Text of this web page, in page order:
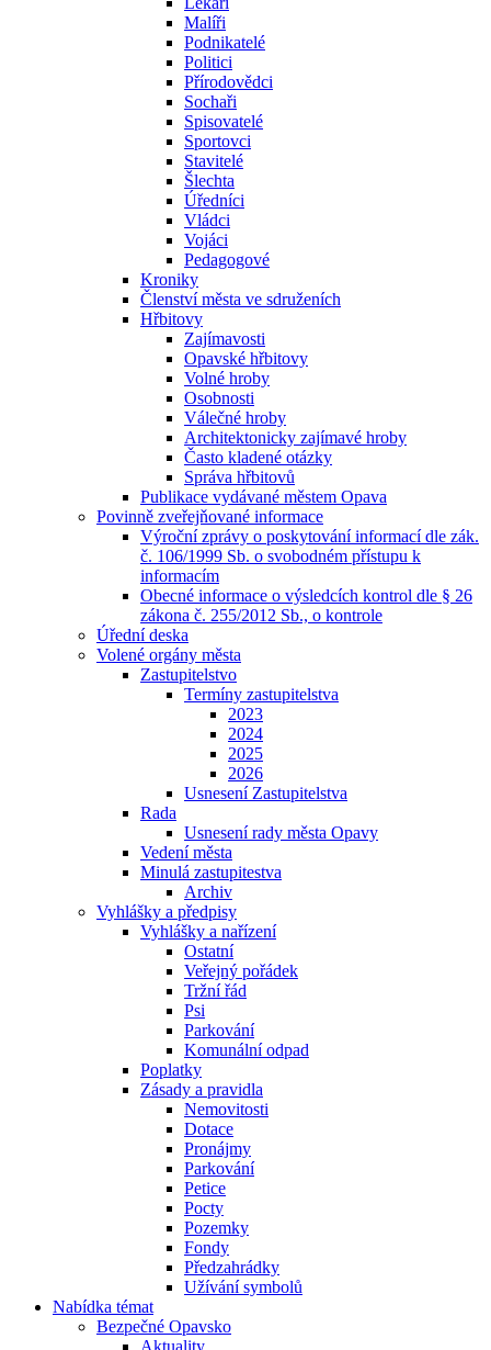
Malíři
Podnikatelé
Politici
Přírodovědci
Sochaři
Spisovatelé
Sportovci
Stavitelé
Šlechta
Úředníci
Vládci
Vojáci
Pedagogové
Kroniky
Členství města ve sdruženích
Hřbitovy
Zajímavosti
Opavské hřbitovy
Volné hroby
Osobnosti
Válečné hroby
Architektonicky zajímavé hroby
Často kladené otázky
Správa hřbitovů
Publikace vydávané městem Opava
Povinně zveřejňované informace
Výroční zprávy o poskytování informací dle zák.
č. 106/1999 Sb. o svobodném přístupu k
informacím
Obecné informace o výsledcích kontrol dle § 26
zákona č. 255/2012 Sb., o kontrole
Úřední deska
Volené orgány města
Zastupitelstvo
Termíny zastupitelstva
2023
2024
2025
2026
Usnesení Zastupitelstva
Rada
Usnesení rady města Opavy
Vedení města
Minulá zastupitestva
Archiv
Vyhlášky a předpisy
Vyhlášky a nařízení
Ostatní
Veřejný pořádek
Tržní řád
Psi
Parkování
Komunální odpad
Poplatky
Zásady a pravidla
Nemovitosti
Dotace
Pronájmy
Parkování
Petice
Pocty
Pozemky
Fondy
Předzahrádky
Užívání symbolů
Nabídka témat
Bezpečné Opavsko